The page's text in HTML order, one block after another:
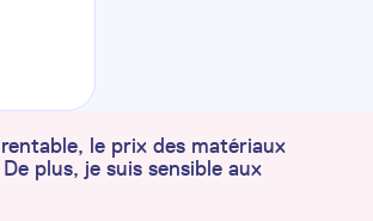
le prix des matériaux
plus, je suis sensible aux